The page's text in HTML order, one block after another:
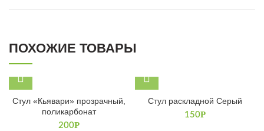
ПОХОЖИЕ ТОВАРЫ
Стул «Кьявари» прозрачный,
поликарбонат
200Р
Стул раскладной Серый
150Р